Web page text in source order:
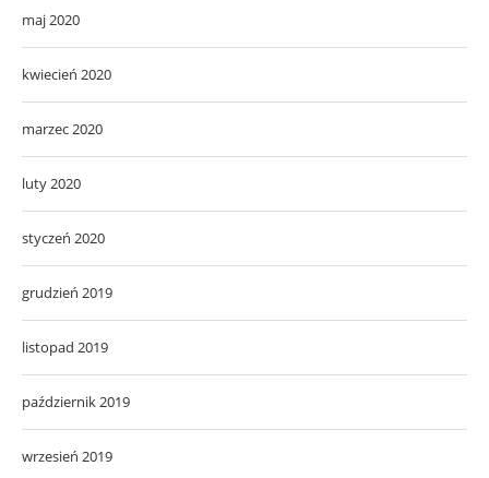
maj 2020
kwiecień 2020
marzec 2020
luty 2020
styczeń 2020
grudzień 2019
listopad 2019
październik 2019
wrzesień 2019